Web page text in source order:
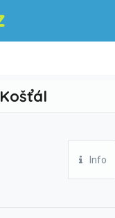
Info